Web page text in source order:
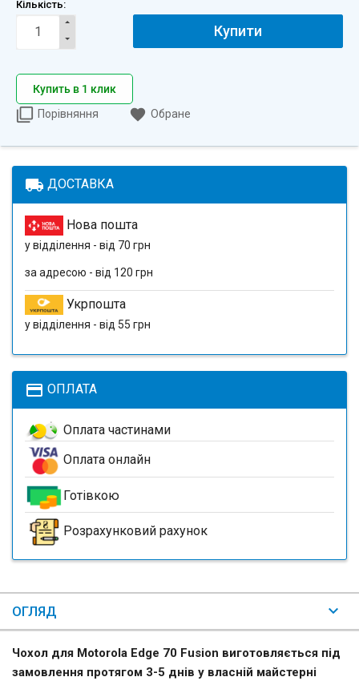
Кількість:
Купити
Купить в 1 клик
Порівняння
Обране
local_shipping ДОСТАВКА
Нова пошта
у відділення - від 70 грн
за адресою - від 120 грн
Укрпошта
у відділення - від 55 грн
payment ОПЛАТА
Оплата частинами
Оплата онлайн
Готівкою
Розрахунковий рахунок
ОГЛЯД
Чохол для Motorola Edge 70 Fusion виготовляється під
замовлення протягом 3-5 днів у власній майстерні